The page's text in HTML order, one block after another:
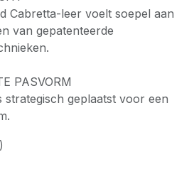
Cabretta-leer voelt soepel aan
van gepatenteerde
PASVORM
strategisch geplaatst voor een